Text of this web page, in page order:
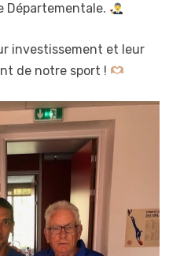
Départementale.
investissement et leur
de notre sport !